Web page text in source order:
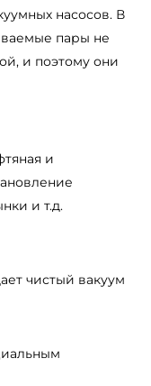
насосов. В
пары не
и поэтому они
и
и т.д.
чистый вакуум